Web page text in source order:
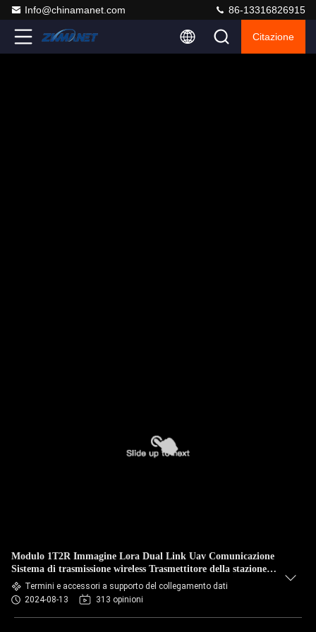
Info@chinamanet.com 86-13316826915
Citazione
Modulo 1T2R Immagine Lora Dual Link Uav Comunicazione
Sistema di trasmissione wireless Trasmettitore della stazione
di terra
Termini e accessori a supporto del collegamento dati
2024-08-13
313 opinioni